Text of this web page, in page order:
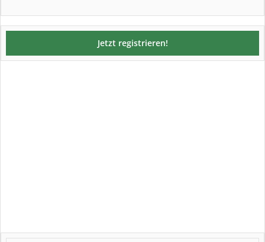
Jetzt registrieren!